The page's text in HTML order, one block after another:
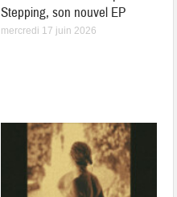
Stepping, son nouvel EP
mercredi 17 juin 2026